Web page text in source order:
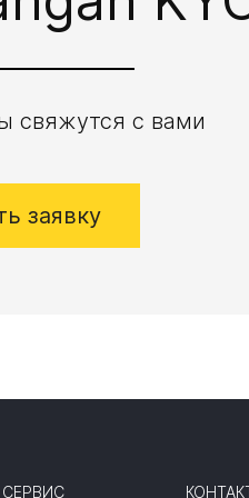
свяжутся с вами
заявку
СЕРВИС